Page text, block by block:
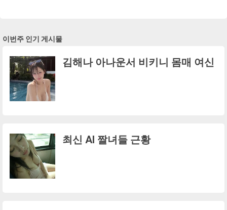
이번주 인기 게시물
김해나 아나운서 비키니 몸매 여신
최신 AI 짤녀들 근황